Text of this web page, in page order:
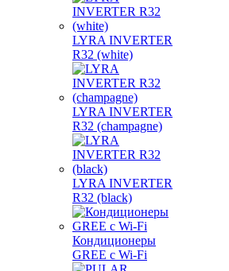
LYRA INVERTER
R32 (white)
LYRA INVERTER
R32 (champagne)
LYRA INVERTER
R32 (black)
Кондиционеры
GREE с Wi-Fi